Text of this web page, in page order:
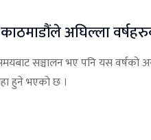
अघिल्ला
सञ्चालन भए पनि यस वर्षको
हुने भएको छ ।